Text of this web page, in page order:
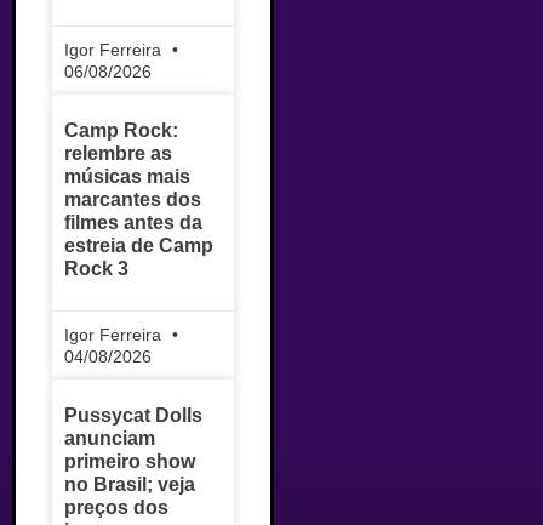
Igor Ferreira
06/08/2026
Camp Rock:
relembre as
músicas mais
marcantes dos
filmes antes da
estreia de Camp
Rock 3
Igor Ferreira
04/08/2026
Pussycat Dolls
anunciam
primeiro show
no Brasil; veja
preços dos